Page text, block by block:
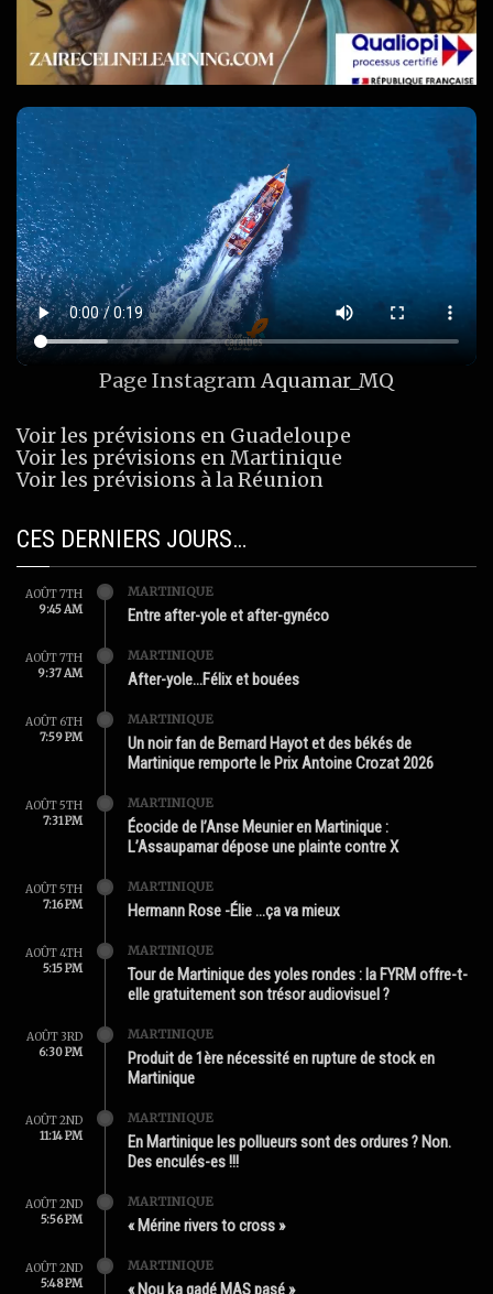
Page InstagramAquamar_MQ
Voir les prévisions en Guadeloupe
Voir les prévisions en Martinique
Voir les prévisions à la Réunion
CES DERNIERS JOURS…
AOÛT 7TH
9:45 AM
MARTINIQUE
Entre after-yole et after-gynéco
AOÛT 7TH
9:37 AM
MARTINIQUE
After-yole…Félix et bouées
AOÛT 6TH
7:59 PM
MARTINIQUE
Un noir fan de Bernard Hayot et des békés de
Martinique remporte le Prix Antoine Crozat 2026
AOÛT 5TH
7:31 PM
MARTINIQUE
Écocide de l’Anse Meunier en Martinique :
L’Assaupamar dépose une plainte contre X
AOÛT 5TH
7:16 PM
MARTINIQUE
Hermann Rose -Élie …ça va mieux
AOÛT 4TH
5:15 PM
MARTINIQUE
Tour de Martinique des yoles rondes : la FYRM offre-t-
elle gratuitement son trésor audiovisuel ?
AOÛT 3RD
6:30 PM
MARTINIQUE
Produit de 1ère nécessité en rupture de stock en
Martinique
AOÛT 2ND
11:14 PM
MARTINIQUE
En Martinique les pollueurs sont des ordures ? Non.
Des enculés-es !!!
AOÛT 2ND
5:56 PM
MARTINIQUE
« Mérine rivers to cross »
AOÛT 2ND
5:48 PM
MARTINIQUE
« Nou ka gadé MAS pasé »